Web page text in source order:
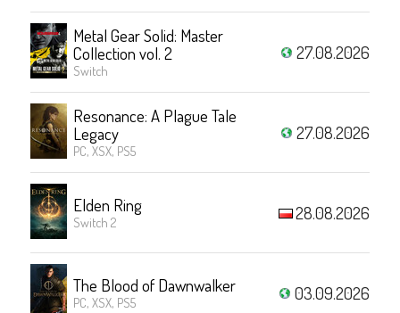
Metal Gear Solid: Master
Collection vol. 2
Switch
27.08.2026
Resonance: A Plague Tale
Legacy
PC, XSX, PS5
27.08.2026
Elden Ring
Switch 2 28.08.2026
The Blood of Dawnwalker
PC, XSX, PS5 03.09.2026